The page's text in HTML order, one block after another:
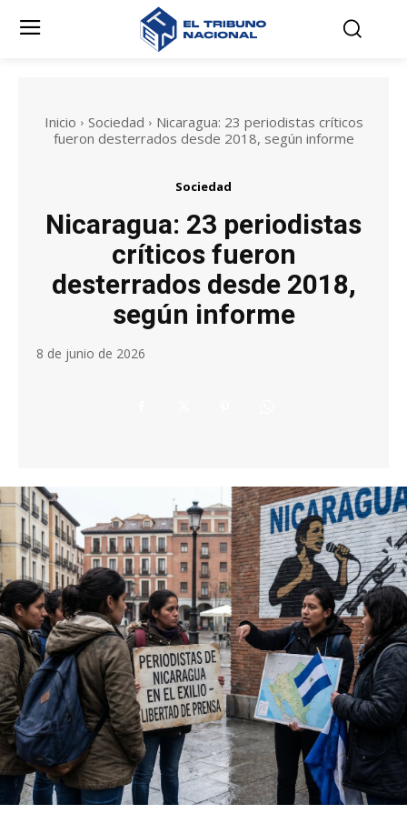
Inicio Sociedad
Nicaragua: 23 periodistas críticos
fueron desterrados desde 2018, según informe
Sociedad
Nicaragua: 23 periodistas
críticos fueron
desterrados desde 2018,
según informe
8 de junio de 2026